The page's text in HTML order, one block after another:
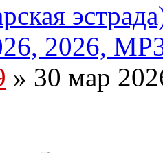
2026,
» 30 мар